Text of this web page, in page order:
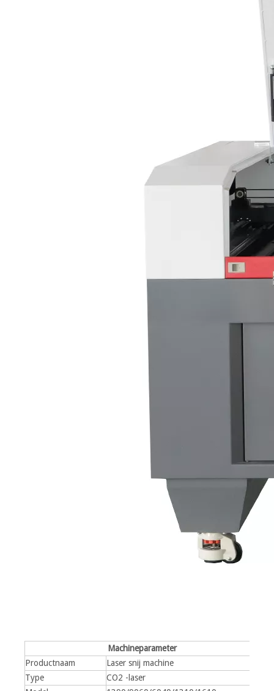
Machineparameter
Productnaam
Laser snij machine
Type
CO2 -laser